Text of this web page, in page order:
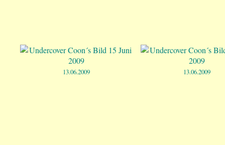
13.06.2009 13.06.2009